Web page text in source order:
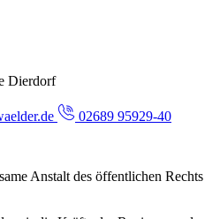
Dierdorf
02689 95929-40
Anstalt des öffentlichen Rechts